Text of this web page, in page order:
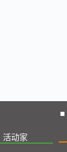
■
活动家